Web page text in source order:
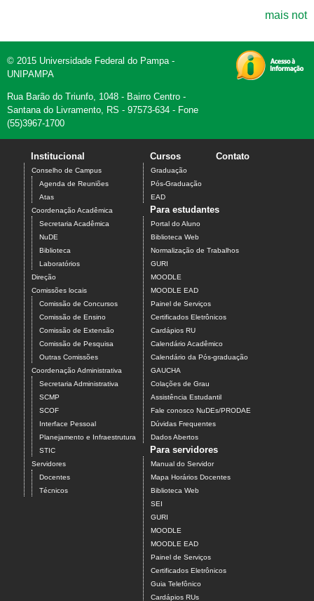
mais not
© 2015 Universidade Federal do Pampa -
UNIPAMPA
Rua Barão do Triunfo, 1048 - Bairro Centro -
Santana do Livramento, RS - 97573-634 - Fone
(55)3967-1700
Institucional
Conselho de Campus
Agenda de Reuniões
Atas
Coordenação Acadêmica
Secretaria Acadêmica
NuDE
Biblioteca
Laboratórios
Direção
Comissões locais
Comissão de Concursos
Comissão de Ensino
Comissão de Extensão
Comissão de Pesquisa
Outras Comissões
Coordenação Administrativa
Secretaria Administrativa
SCMP
SCOF
Interface Pessoal
Planejamento e Infraestrutura
STIC
Servidores
Docentes
Técnicos
Cursos
Graduação
Pós-Graduação
EAD
Contato
Para estudantes
Portal do Aluno
Biblioteca Web
Normalização de Trabalhos
GURI
MOODLE
MOODLE EAD
Painel de Serviços
Certificados Eletrônicos
Cardápios RU
Calendário Acadêmico
Calendário da Pós-graduação
GAUCHA
Colações de Grau
Assistência Estudantil
Fale conosco NuDEs/PRODAE
Dúvidas Frequentes
Dados Abertos
Para servidores
Manual do Servidor
Mapa Horários Docentes
Biblioteca Web
SEI
GURI
MOODLE
MOODLE EAD
Painel de Serviços
Certificados Eletrônicos
Guia Telefônico
Cardápios RUs